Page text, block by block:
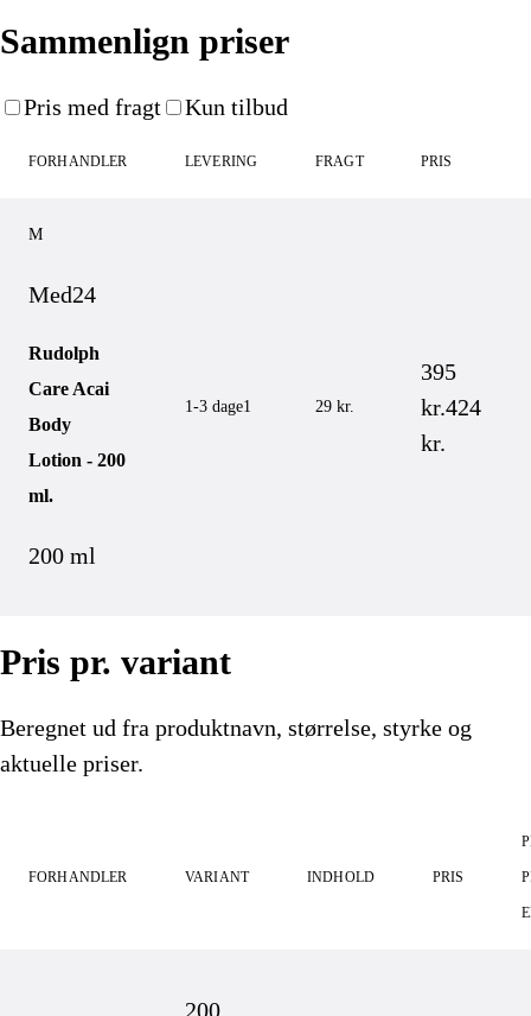
Sammenlign priser
Pris med fragt Kun tilbud
FORHANDLER LEVERING FRAGT PRIS
M
Med24
Rudolph
Care Acai
Body
Lotion - 200
ml.
200 ml
1-3 dage1 29 kr.
395
kr.424
kr.
Pris pr. variant
Beregnet ud fra produktnavn, størrelse, styrke og
aktuelle priser.
FORHANDLER VARIANT INDHOLD PRIS
200